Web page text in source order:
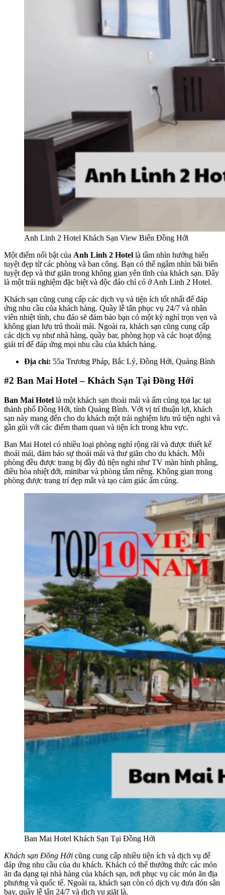
Anh Linh 2 Hotel Khách Sạn View Biển Đồng Hới
Một điểm nổi bật của Anh Linh 2 Hotel là tầm nhìn hướng biển
tuyệt đẹp từ các phòng và ban công. Bạn có thể ngắm nhìn bãi biển
tuyệt đẹp và thư giãn trong không gian yên tĩnh của khách sạn. Đây
là một trải nghiệm đặc biệt và độc đáo chỉ có ở Anh Linh 2 Hotel.
Khách sạn cũng cung cấp các dịch vụ và tiện ích tốt nhất để đáp
ứng nhu cầu của khách hàng. Quầy lễ tân phục vụ 24/7 và nhân
viên nhiệt tình, chu đáo sẽ đảm bảo bạn có một kỳ nghỉ trọn vẹn và
không gian lưu trú thoải mái. Ngoài ra, khách sạn cũng cung cấp
các dịch vụ như nhà hàng, quầy bar, phòng họp và các hoạt động
giải trí để đáp ứng mọi nhu cầu của khách hàng.
Địa chỉ: 55a Trương Pháp, Bắc Lý, Đồng Hới, Quảng Bình
#2 Ban Mai Hotel – Khách Sạn Tại Đồng Hới
Ban Mai Hotel là một khách sạn thoải mái và ấm cúng tọa lạc tại
thành phố Đồng Hới, tỉnh Quảng Bình. Với vị trí thuận lợi, khách
sạn này mang đến cho du khách một trải nghiệm lưu trú tiện nghi và
gần gũi với các điểm tham quan và tiện ích trong khu vực.
Ban Mai Hotel có nhiều loại phòng nghỉ rộng rãi và được thiết kế
thoải mái, đảm bảo sự thoải mái và thư giãn cho du khách. Mỗi
phòng đều được trang bị đầy đủ tiện nghi như TV màn hình phẳng,
điều hòa nhiệt đới, minibar và phòng tắm riêng. Không gian trong
phòng được trang trí đẹp mắt và tạo cảm giác ấm cúng.
Ban Mai Hotel Khách Sạn Tại Đồng Hới
Khách sạn Đồng Hới cũng cung cấp nhiều tiện ích và dịch vụ để
đáp ứng nhu cầu của du khách. Khách có thể thưởng thức các món
ăn đa dạng tại nhà hàng của khách sạn, nơi phục vụ các món ăn địa
phương và quốc tế. Ngoài ra, khách sạn còn có dịch vụ đưa đón sân
bay, quầy lễ tân 24/7 và dịch vụ giặt là.